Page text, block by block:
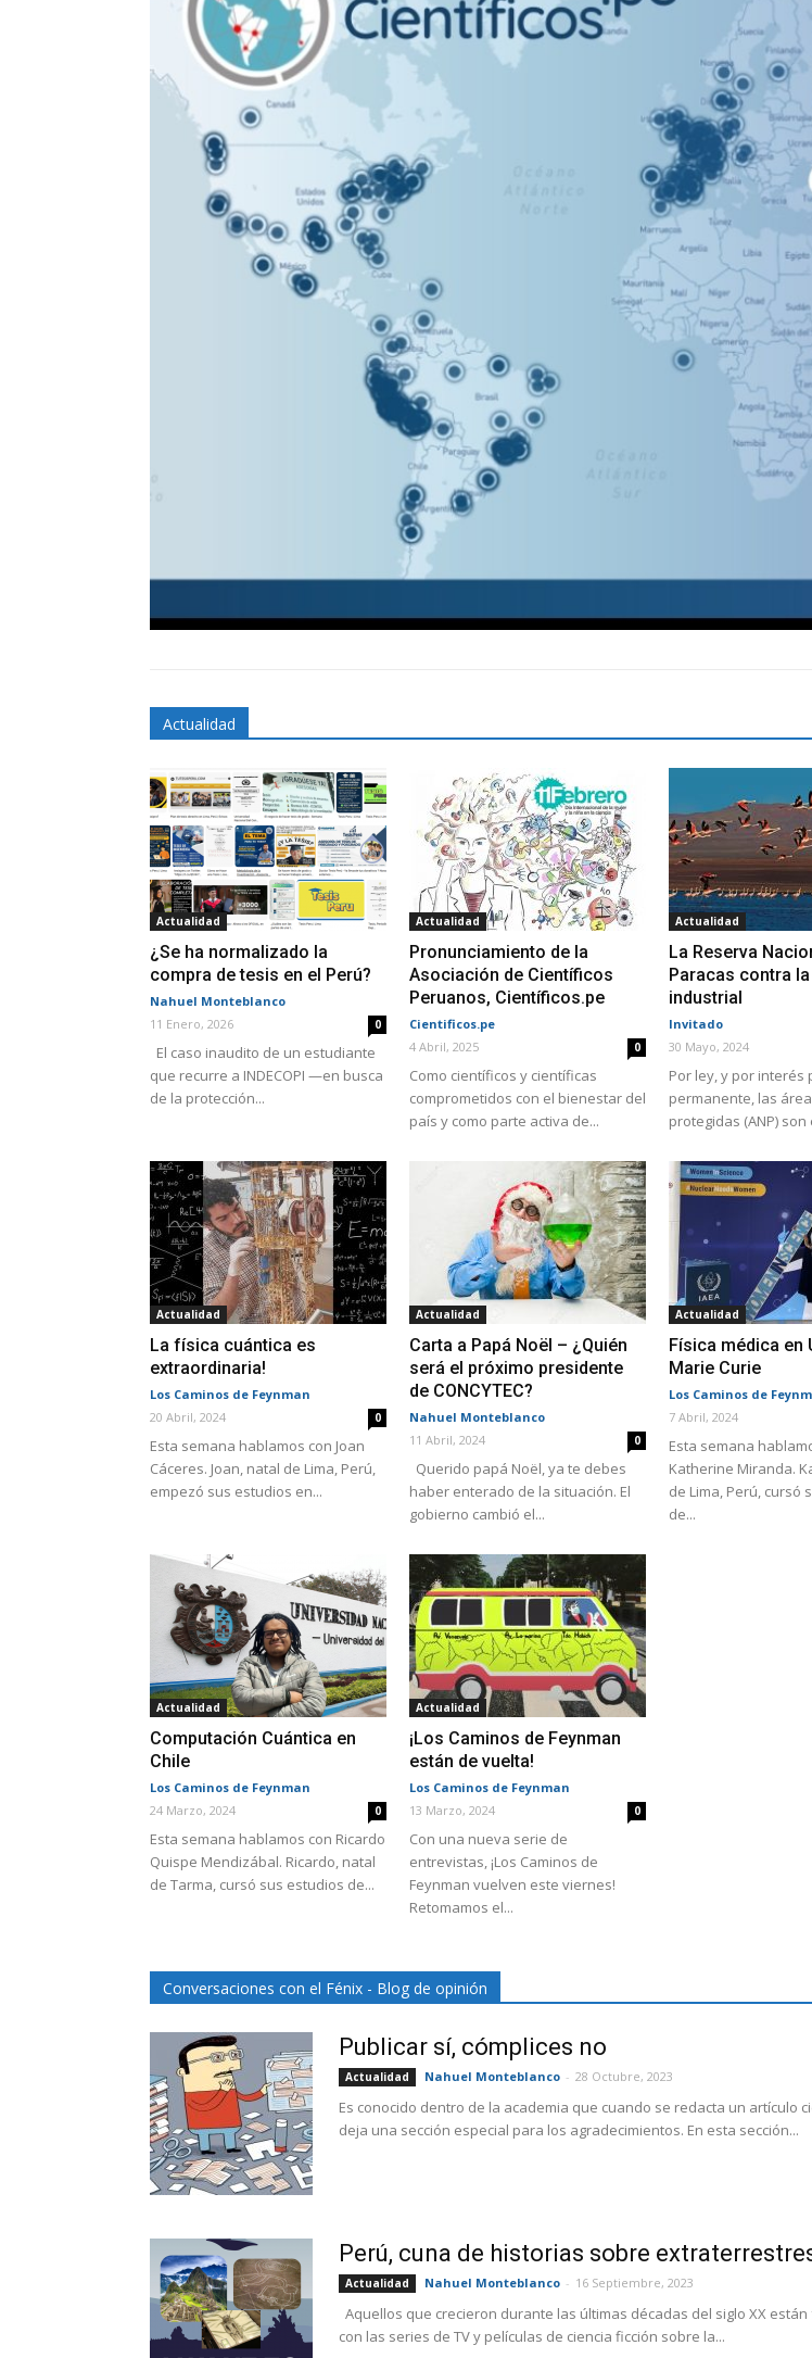
Actualidad
Actualidad
¿Se ha normalizado la
compra de tesis en el Perú?
Nahuel Monteblanco
11 Enero, 2026
0
El caso inaudito de un estudiante
que recurre a INDECOPI —en busca
de la protección...
Actualidad
Pronunciamiento de la
Asociación de Científicos
Peruanos, Científicos.pe
Cientificos.pe
4 Abril, 2025
0
Como científicos y científicas
comprometidos con el bienestar del
país y como parte activa de...
Actualidad
La Reserva
Paracas contra
industrial
Invitado
30 Mayo, 2024
Por ley, y por interés
permanente, las
protegidas (ANP) son
Actualidad
La física cuántica es
extraordinaria!
Los Caminos de Feynman
20 Abril, 2024
0
Esta semana hablamos con Joan
Cáceres. Joan, natal de Lima, Perú,
empezó sus estudios en...
Actualidad
Carta a Papá Noël – ¿Quién
será el próximo presidente
de CONCYTEC?
Nahuel Monteblanco
11 Abril, 2024
0
Querido papá Noël, ya te debes
haber enterado de la situación. El
gobierno cambió el...
Actualidad
Física médica en
Marie Curie
Los Caminos de
7 Abril, 2024
Esta semana
Katherine Miranda.
de Lima, Perú, cursó
de...
Actualidad
Computación Cuántica en
Chile
Los Caminos de Feynman
24 Marzo, 2024
0
Esta semana hablamos con Ricardo
Quispe Mendizábal. Ricardo, natal
de Tarma, cursó sus estudios de...
Actualidad
¡Los Caminos de Feynman
están de vuelta!
Los Caminos de Feynman
13 Marzo, 2024
0
Con una nueva serie de
entrevistas, ¡Los Caminos de
Feynman vuelven este viernes!
Retomamos el...
Conversaciones con el Fénix - Blog de opinión
Publicar sí, cómplices no
Actualidad Nahuel Monteblanco - 28 Octubre, 2023
Es conocido dentro de la academia que cuando se redacta un artículo
deja una sección especial para los agradecimientos. En esta sección...
Perú, cuna de historias sobre
Actualidad Nahuel Monteblanco - 16 Septiembre, 2023
Aquellos que crecieron durante las últimas décadas del siglo XX
con las series de TV y películas de ciencia ficción sobre la...